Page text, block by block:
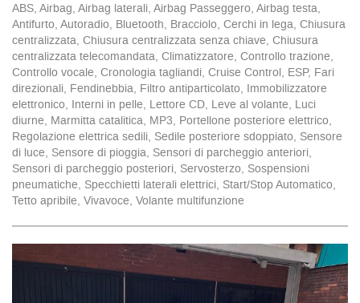
ABS, Airbag, Airbag laterali, Airbag Passeggero, Airbag testa,
Antifurto, Autoradio, Bluetooth, Bracciolo, Cerchi in lega, Chiusura
centralizzata, Chiusura centralizzata senza chiave, Chiusura
centralizzata telecomandata, Climatizzatore, Controllo trazione,
Controllo vocale, Cronologia tagliandi, Cruise Control, ESP, Fari
direzionali, Fendinebbia, Filtro antiparticolato, Immobilizzatore
elettronico, Interni in pelle, Lettore CD, Leve al volante, Luci
diurne, Marmitta catalitica, MP3, Portellone posteriore elettrico,
Regolazione elettrica sedili, Sedile posteriore sdoppiato, Sensore
di luce, Sensore di pioggia, Sensori di parcheggio anteriori,
Sensori di parcheggio posteriori, Servosterzo, Sospensioni
pneumatiche, Specchietti laterali elettrici, Start/Stop Automatico,
Tetto apribile, Vivavoce, Volante multifunzione